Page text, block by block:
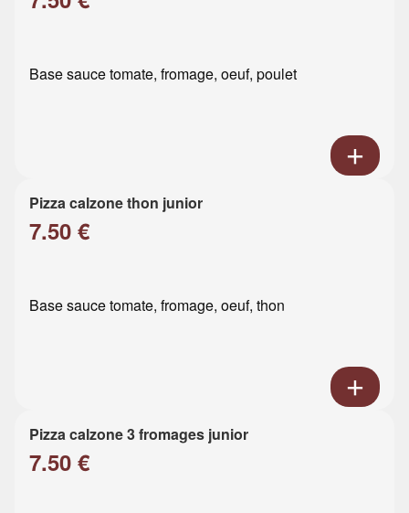
Base sauce tomate, fromage, oeuf, poulet
Pizza calzone thon junior
7.50 €
Base sauce tomate, fromage, oeuf, thon
Pizza calzone 3 fromages junior
7.50 €